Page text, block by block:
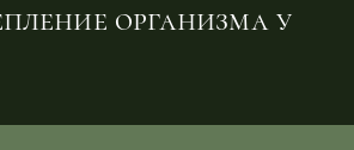
организма у